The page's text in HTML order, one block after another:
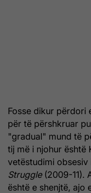
Fosse dikur përdori
për të përshkruar
"gradual" mund të
tij më i njohur është
vetëstudimi
Struggle(2009-11).
është e shenjtë, ajo